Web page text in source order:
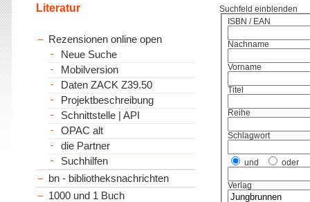
Suchfeld einblenden
ISBN / EAN
Nachname
Vorname
Titel
Reihe
Schlagwort
und oder
Verlag
Literatur
Rezensionen online open
Neue Suche
Mobilversion
Daten ZACK Z39.50
Projektbeschreibung
Schnittstelle | API
OPAC alt
die Partner
Suchhilfen
bn - bibliotheksnachrichten
1000 und 1 Buch